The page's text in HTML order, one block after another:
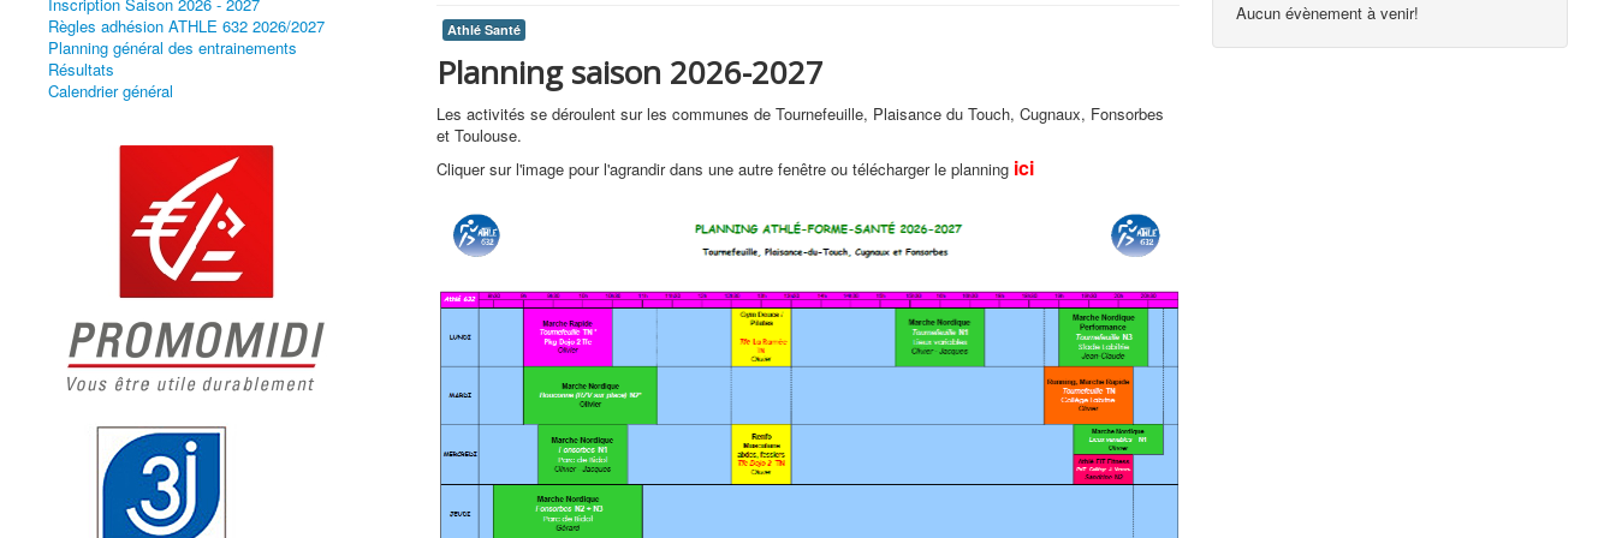
Règles adhésion ATHLE 632 2026/2027
Planning général des entrainements
Résultats
Calendrier général
Athlé Santé
Planning saison 2026-2027
Les activités se déroulent sur les communes de Tournefeuille, Plaisance du Touch, Cugnaux, Fonsorbes
et Toulouse.
Cliquer sur l'image pour l'agrandir dans une autre fenêtre ou télécharger le planning ici
Aucun évènement à venir!